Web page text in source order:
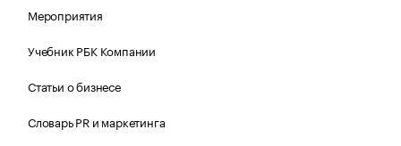
Мероприятия
Учебник РБК Компании
Статьи о бизнесе
Словарь PR и маркетинга